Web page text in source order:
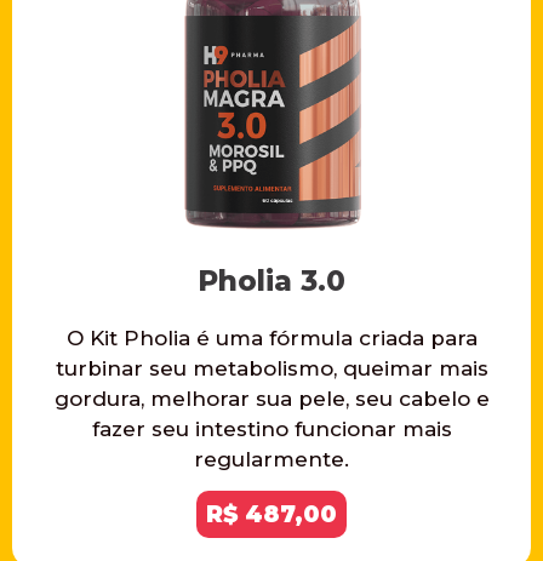
Pholia 3.0
O Kit Pholia é uma fórmula criada para
turbinar seu metabolismo, queimar mais
gordura, melhorar sua pele, seu cabelo e
fazer seu intestino funcionar mais
regularmente.
R$ 487,00